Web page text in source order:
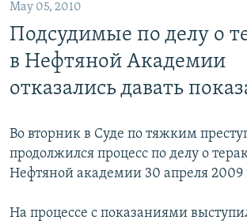
qayıt
Axtarışa
#ƏSLINDƏ
FƏRQƏ BAX
QANUNI DOĞRU
MULTIMEDIA
VIDEO
İNFOQRAFIKA
RADIO ARXIV
AZƏRBAYCAN ƏDƏBIYYATI KITABXANASI
MISSIYAMIZ
May 05, 2010
Подсудимые по делу о
в Нефтяной Академии
отказались давать
Во вторник в Суде по тяжким
продолжился процесс по делу о
Нефтяной академии 30 апреля 2009
На процессе с показаниями